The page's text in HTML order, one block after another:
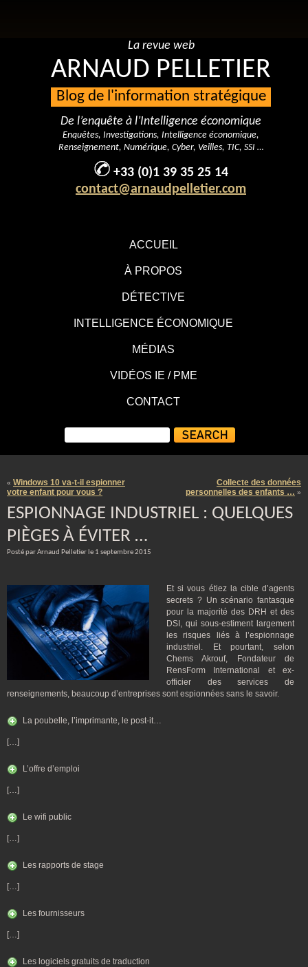
ACCUEIL
À PROPOS
DÉTECTIVE
INTELLIGENCE ÉCONOMIQUE
MÉDIAS
VIDÉOS IE / PME
CONTACT
La revue web
ARNAUD PELLETIER
Blog de l'information stratégique
De l’enquête à l’Intelligence économique
Enquêtes, Investigations, Intelligence économique,
Renseignement, Numérique, Cyber, Veilles, TIC, SSI …
+33 (0)1 39 35 25 14
contact@arnaudpelletier.com
« Windows 10 va-t-il espionner
votre enfant pour vous ?
Collecte des données
personnelles des enfants … »
ESPIONNAGE INDUSTRIEL : QUELQUES
PIÈGES À ÉVITER …
Posté par Arnaud Pelletier le 1 septembre 2015
Et si vous étiez la cible d’agents
secrets ? Un scénario fantasque
pour la majorité des DRH et des
DSI, qui sous-estiment largement
les risques liés à l’espionnage
industriel. Et pourtant, selon
Chems Akrouf, Fondateur de
RensForm International et ex-
officier des services de
renseignements, beaucoup d’entreprises sont espionnées sans le savoir.
La poubelle, l’imprimante, le post-it…
[…]
L’offre d’emploi
[…]
Le wifi public
[…]
Les rapports de stage
[…]
Les fournisseurs
[…]
Les logiciels gratuits de traduction